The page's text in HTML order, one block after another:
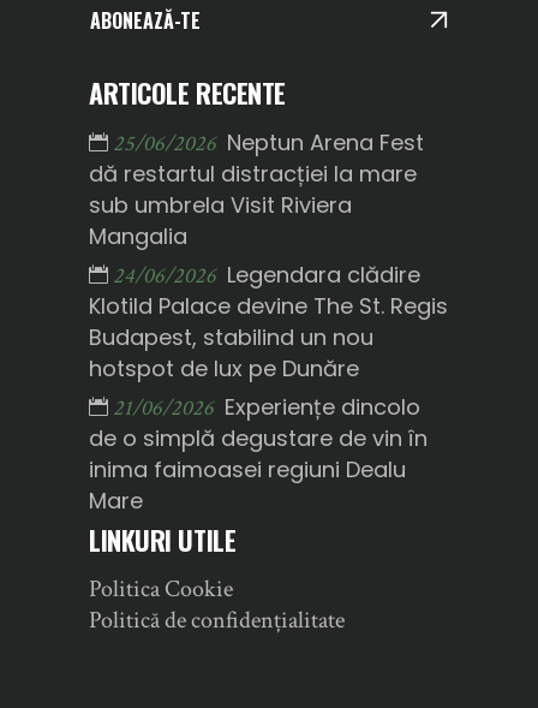
ABONEAZĂ-TE
ARTICOLE RECENTE
25/06/2026 Neptun Arena Fest
dă restartul distracției la mare
sub umbrela Visit Riviera
Mangalia
24/06/2026 Legendara clădire
Klotild Palace devine The St. Regis
Budapest, stabilind un nou
hotspot de lux pe Dunăre
21/06/2026 Experiențe dincolo
de o simplă degustare de vin în
inima faimoasei regiuni Dealu
Mare
LINKURI UTILE
Politica Cookie
Politică de confidențialitate